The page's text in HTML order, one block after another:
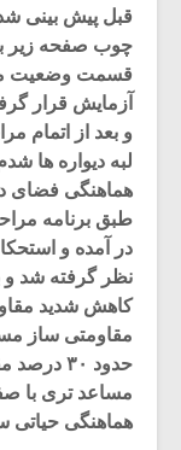
قبل پیش بینی
چوب صفحه زیر
قسمت وضعیت
آزمایش قرار
و بعد از اتمام
لبه دیواره ها
هماهنگی فضای
طبق برنامه
در آمده و
نظر گرفته شد و
کاهش شدید
مقاومتی ساز
حدود ۳۰
مساعد تری با
هماهنگی حیاتی